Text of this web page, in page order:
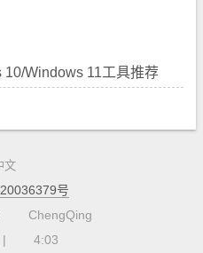
10/Windows 11工具推荐
文
号
ChengQing
4:03